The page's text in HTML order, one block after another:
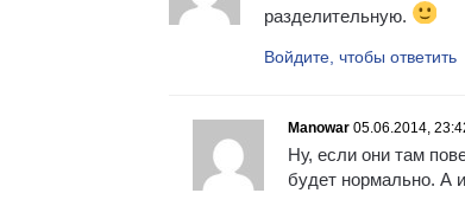
разделительную.
Войдите, чтобы ответить
Manowar 05.06.2014,
Ну, если они там
будет нормально.